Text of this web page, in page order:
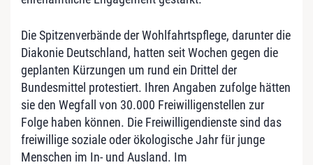
Die Spitzenverbände der Wohlfahrtspflege, darunter die
Diakonie Deutschland, hatten seit Wochen gegen die
geplanten Kürzungen um rund ein Drittel der
Bundesmittel protestiert. Ihren Angaben zufolge hätten
sie den Wegfall von 30.000 Freiwilligenstellen zur
Folge haben können. Die Freiwilligendienste sind das
freiwillige soziale oder ökologische Jahr für junge
Menschen im In- und Ausland. Im